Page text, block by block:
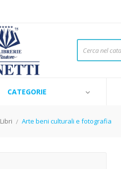
CATEGORIE
Libri Arte beni culturali e fotografia